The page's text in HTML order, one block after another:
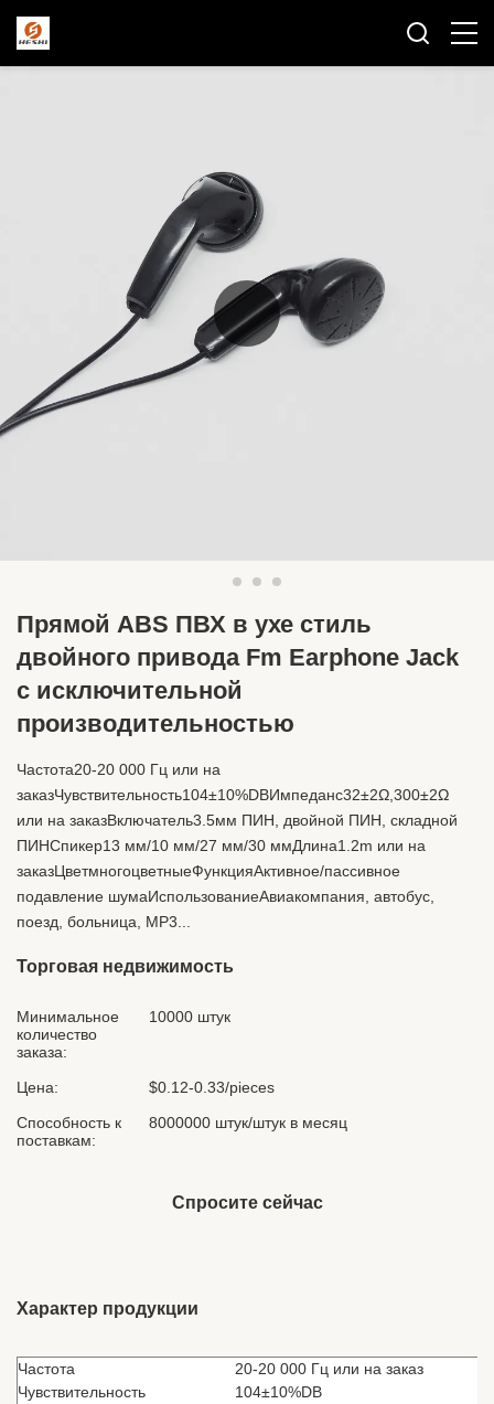
Прямой ABS ПВХ в ухе стиль
двойного привода Fm Earphone Jack
с исключительной
производительностью
Частота20-20 000 Гц или на
заказЧувствительность104±10%DBИмпеданс32±2Ω,300±2Ω
или на заказВключатель3.5мм ПИН, двойной ПИН, складной
ПИНСпикер13 мм/10 мм/27 мм/30 ммДлина1.2m или на
заказЦветмногоцветныеФункцияАктивное/пассивное
подавление шумаИспользованиеАвиакомпания, автобус,
поезд, больница, MP3...
Торговая недвижимость
Минимальное
количество
заказа:
10000 штук
Цена:
$0.12-0.33/pieces
Способность к
поставкам:
8000000 штук/штук в месяц
Спросите сейчас
Характер продукции
Частота
20-20 000 Гц или на заказ
Чувствительность
104±10%DB